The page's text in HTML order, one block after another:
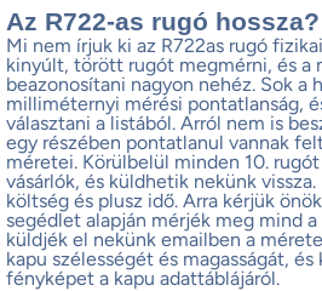
Az R722-as rugó
Mi nem írjuk ki az R722as rugó
kinyúlt, törött rugót megmérni, és a
beazonosítani nagyon nehéz. Sok a
milliméternyi mérési pontatlanság,
választani a listából. Arról nem is
egy részében pontatlanul vannak
méretei. Körülbelül minden 10.
vásárlók, és küldhetik nekünk
költség és plusz idő. Arra kérjük
segédlet alapján mérjék meg mind
küldjék el nekünk emailben a
kapu szélességét és magasságát,
fényképet a kapu adattáblájáról.